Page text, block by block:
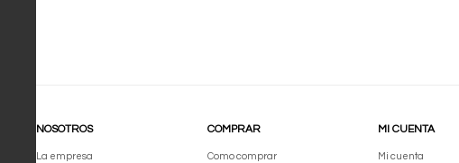
NOSOTROS
La empresa
COMPRAR
Como comprar
MI CUENTA
Mi cuenta